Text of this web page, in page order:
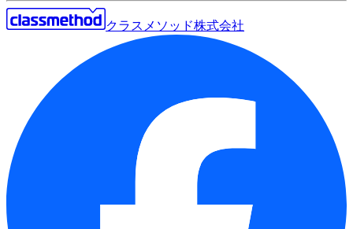
クラスメソッド株式会社